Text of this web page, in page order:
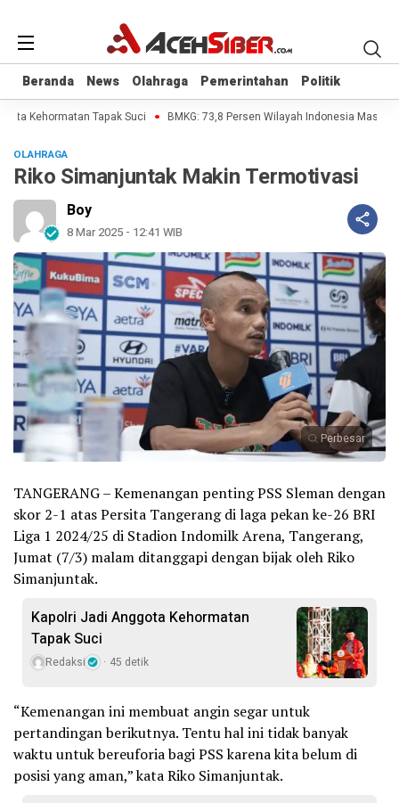
Beranda News Olahraga Pemerintahan Politik
Beranda News Olahraga Pemerintahan Politik
Kehormatan Tapak Suci BMKG: 73,8 Persen Wilayah Indonesia Masuki
OLAHRAGA
Riko Simanjuntak Makin Termotivasi
Boy
8 Mar 2025 - 12:41 WIB
Perbesar
TANGERANG – Kemenangan penting PSS Sleman dengan
skor 2-1 atas Persita Tangerang di laga pekan ke-26 BRI
Liga 1 2024/25 di Stadion Indomilk Arena, Tangerang,
Jumat (7/3) malam ditanggapi dengan bijak oleh Riko
Simanjuntak.
Kapolri Jadi Anggota Kehormatan
Tapak Suci
Redaksi 45 detik
“Kemenangan ini membuat angin segar untuk
pertandingan berikutnya. Tentu hal ini tidak banyak
waktu untuk bereuforia bagi PSS karena kita belum di
posisi yang aman,” kata Riko Simanjuntak.